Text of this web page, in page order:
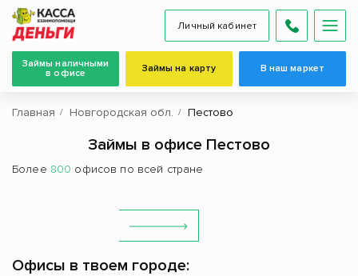
Личный кабинет
Займы наличными
в офисе
Займы на карту В наш маркет
Главная Новгородская обл. Пестово
Займы в офисе Пестово
Более 800 офисов по всей стране
Офисы в твоем городе: